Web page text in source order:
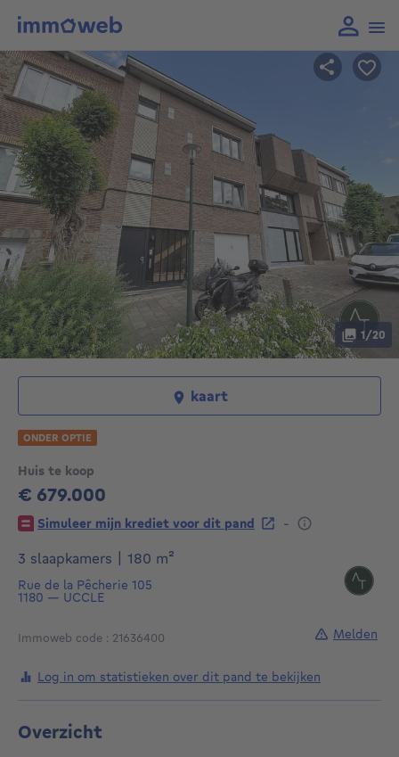
Huis te koop
€ 679.000
679000€
Simuleer mijn krediet voor dit pand
-
3 slaapkamers
180 m²
Rue de la Pêcherie 105
1180 — UCCLE
Immoweb code : 21636400
1/20
kaart
ONDER OPTIE
Log in om statistieken over dit pand te bekijken
Melden
Overzicht